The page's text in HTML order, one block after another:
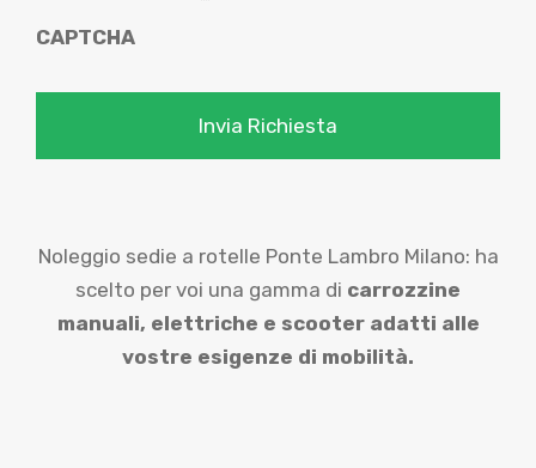
a
y
CAPTCHA
Noleggio sedie a rotelle Ponte Lambro Milano: ha
scelto per voi una gamma di carrozzine
manuali, elettriche e scooter adatti alle
vostre esigenze di mobilità.